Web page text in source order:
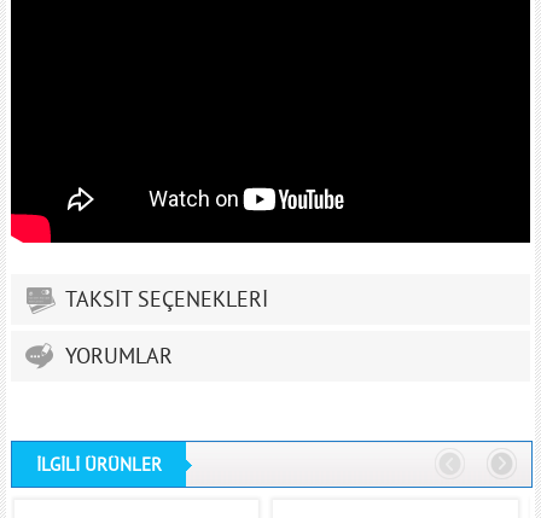
TAKSİT SEÇENEKLERİ
YORUMLAR
İLGİLİ ÜRÜNLER